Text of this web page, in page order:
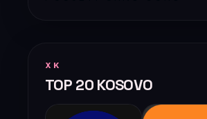
XK
TOP 20 KOSOVO